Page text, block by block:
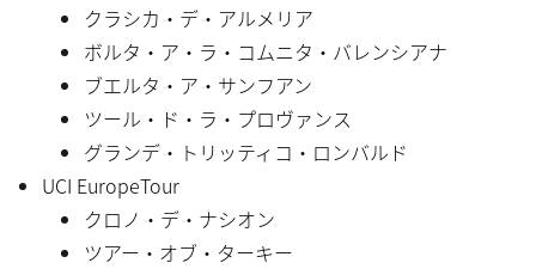
クラシカ・デ・アルメリア
ボルタ・ア・ラ・コムニタ・バレンシアナ
ブエルタ・ア・サンフアン
ツール・ド・ラ・プロヴァンス
グランデ・トリッティコ・ロンバルド
UCI EuropeTour
クロノ・デ・ナシオン
ツアー・オブ・ターキー